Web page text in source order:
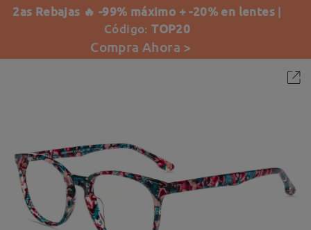
2as Rebajas 🔥 -99% máximo + -20% en lentes |
Código:TOP20
Compra Ahora >